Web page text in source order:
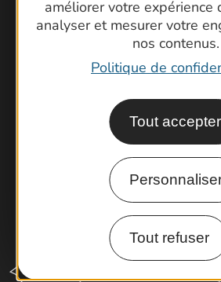
améliorer votre expérience
analyser et mesurer votre
nos contenus.
Politique de
Tout accepter
Tout refuser
Foire aux
Brochures
Cartoguides et